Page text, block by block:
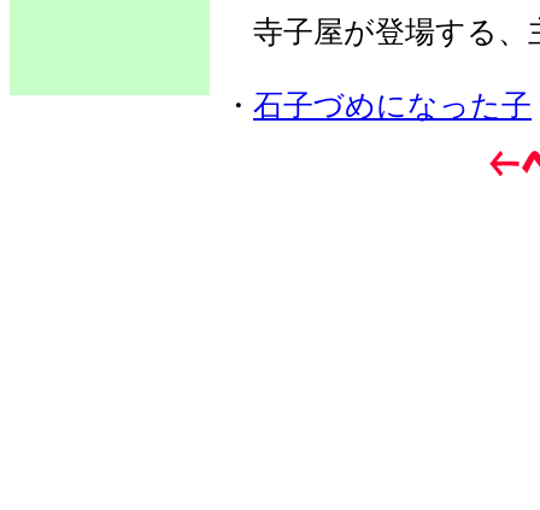
寺子屋が登場する、
・ 石子づめになった子